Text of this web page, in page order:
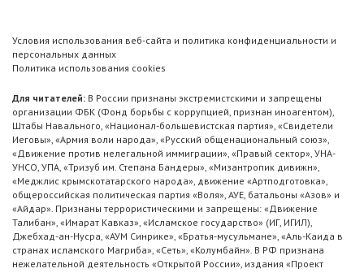
Условия использования веб-сайта и политика конфиденциальности и
персональных данных
Политика использования cookies
Для читателей: В России признаны экстремистскими и запрещены
организации ФБК (Фонд борьбы с коррупцией, признан иноагентом),
Штабы Навального, «Национал-большевистская партия», «Свидетели
Иеговы», «Армия воли народа», «Русский общенациональный союз»,
«Движение против нелегальной иммиграции», «Правый сектор», УНА-
УНСО, УПА, «Тризуб им. Степана Бандеры», «Мизантропик дивижн»,
«Меджлис крымскотатарского народа», движение «Артподготовка»,
общероссийская политическая партия «Воля», АУЕ, батальоны «Азов» и
«Айдар». Признаны террористическими и запрещены: «Движение
Талибан», «Имарат Кавказ», «Исламское государство» (ИГ, ИГИЛ),
Джебхад-ан-Нусра, «АУМ Синрике», «Братья-мусульмане», «Аль-Каида в
странах исламского Магриба», «Сеть», «Колумбайн». В РФ признана
нежелательной деятельность «Открытой России», издания «Проект